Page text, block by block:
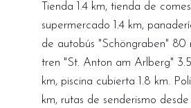
Tienda 1.4 km, tienda de
supermercado 1.4 km,
de autobús "Schöngraben" 80
tren "St. Anton am Arlberg" 3.5
km, piscina cubierta 1.8 km.
km, rutas de senderismo